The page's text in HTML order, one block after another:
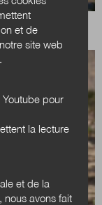
demain ?
et de
site web
pour
la lecture
et de la
nous avons fait